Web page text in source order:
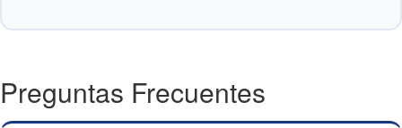
Preguntas Frecuentes